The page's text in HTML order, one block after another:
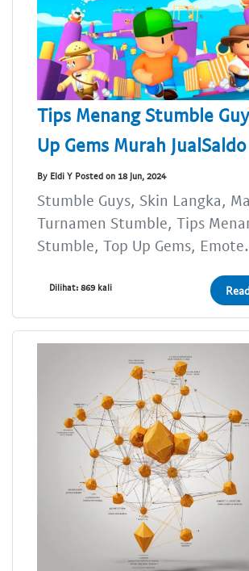
Tips Menang Stumble
Up Gems Murah JualSaldo
By Eldi Y Posted on 18 Jun, 2024
Stumble Guys, Skin Langka,
Turnamen Stumble, Tips
Stumble, Top Up Gems,
Dilihat: 869 kali